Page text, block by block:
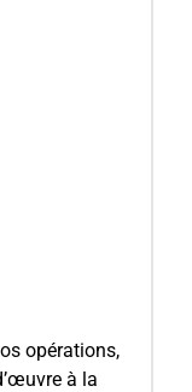
opérations,
à la